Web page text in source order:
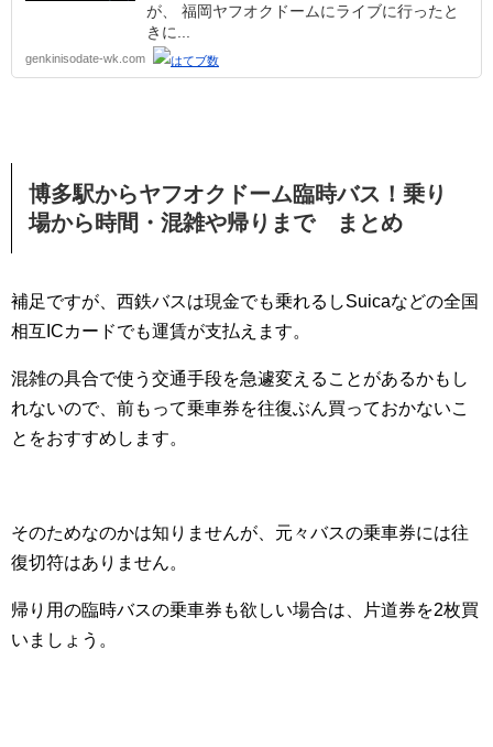
が、 福岡ヤフオクドームにライブに行ったと
きに...
genkinisodate-wk.com
博多駅からヤフオクドーム臨時バス！乗り
場から時間・混雑や帰りまで まとめ
補足ですが、西鉄バスは現金でも乗れるしSuicaなどの全国
相互ICカードでも運賃が支払えます。
混雑の具合で使う交通手段を急遽変えることがあるかもし
れないので、前もって乗車券を往復ぶん買っておかないこ
とをおすすめします。
そのためなのかは知りませんが、元々バスの乗車券には往
復切符はありません。
帰り用の臨時バスの乗車券も欲しい場合は、片道券を2枚買
いましょう。